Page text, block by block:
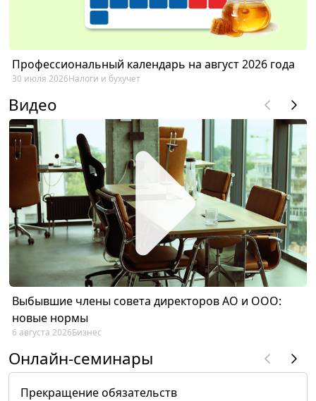
Профессиональный календарь на август 2026 года
30 июля 2026Налоги и бухучет
Видео
Выбывшие члены совета директоров АО и ООО:
новые нормы
6 августа 2026Бизнес
Онлайн-семинары
Прекращение обязательств